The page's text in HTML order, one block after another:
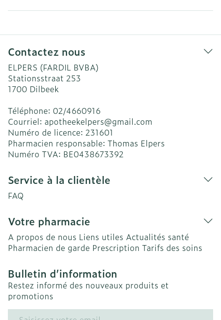
Contactez nous
ELPERS (FARDIL BVBA)
Stationsstraat 253
1700 Dilbeek
Téléphone: 02/4660916
Courriel: apotheekelpers@gmail.com
Numéro de licence: 231601
Pharmacien responsable: Thomas Elpers
Numéro TVA: BE0438673392
Service à la clientèle
FAQ
Votre pharmacie
A propos de nous Liens utiles Actualités santé
Pharmacien de garde Prescription Tarifs des soins
Bulletin d’information
Restez informé des nouveaux produits et
promotions
Adresse mail